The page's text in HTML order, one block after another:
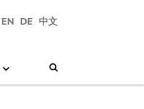
EN DE 中文